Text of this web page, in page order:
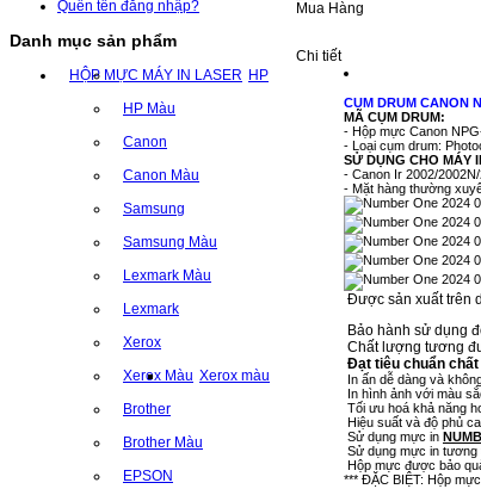
Quên tên đăng nhập?
Danh mục sản phẩm
HỘP MỰC MÁY IN LASER HP
HP Màu
Canon
Canon Màu
Samsung
Samsung Màu
Lexmark Màu
Lexmark
Xerox
Xerox Màu Xerox màu
Brother
Brother Màu
EPSON
Mua Hàng
Chi tiết
CỤM DRUM CANON
MÃ CỤM DRUM:
- Hộp mực Canon
- Loại cụm drum:
SỬ DỤNG CHO MÁY
- Canon Ir 2002/
- Mặt hàng thường
Được sản xuất trên
Bảo hành sử dụng
Chất lượng tương
Đạt tiêu chuẩn
In ấn dễ dàng và
In hình ảnh với màu
Tối ưu hoá khả năng
Hiệu suất và độ phủ
Sử dụng mực in
Sử dụng mực in tương
Hộp mực được bảo
*** ĐẶC BIỆT: Hộp mực